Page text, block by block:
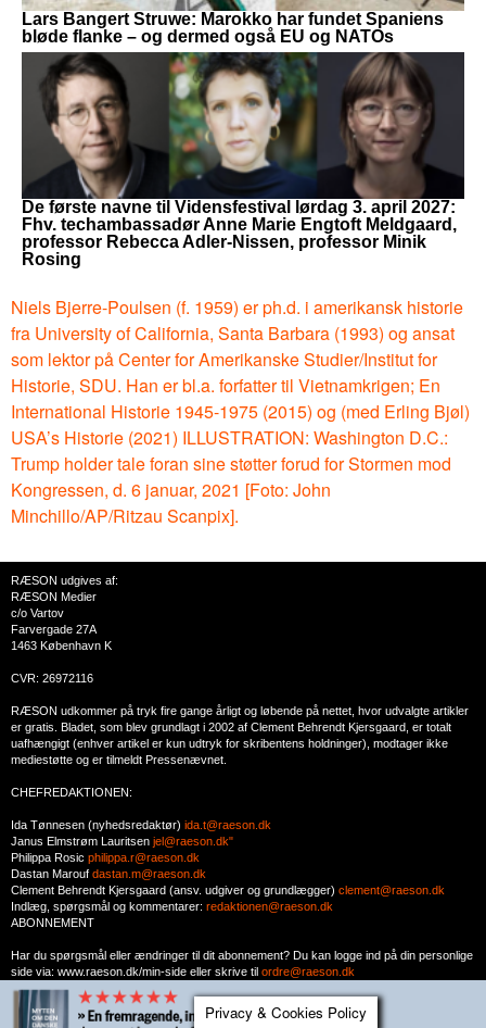
Lars Bangert Struwe: Marokko har fundet Spaniens
bløde flanke – og dermed også EU og NATOs
De første navne til Vidensfestival lørdag 3. april 2027:
Fhv. techambassadør Anne Marie Engtoft Meldgaard,
professor Rebecca Adler-Nissen, professor Minik
Rosing
Niels Bjerre-Poulsen (f. 1959) er ph.d. i amerikansk historie
fra University of California, Santa Barbara (1993) og ansat
som lektor på Center for Amerikanske Studier/Institut for
Historie, SDU. Han er bl.a. forfatter til Vietnamkrigen; En
International Historie 1945-1975 (2015) og (med Erling Bjøl)
USA’s Historie (2021) ILLUSTRATION: Washington D.C.:
Trump holder tale foran sine støtter forud for Stormen mod
Kongressen, d. 6 januar, 2021 [Foto: John
Minchillo/AP/Ritzau Scanpix].
RÆSON udgives af:
RÆSON Medier
c/o Vartov
Farvergade 27A
1463 København K
CVR: 26972116
RÆSON udkommer på tryk fire gange årligt og løbende på nettet, hvor udvalgte artikler
er gratis. Bladet, som blev grundlagt i 2002 af Clement Behrendt Kjersgaard, er totalt
uafhængigt (enhver artikel er kun udtryk for skribentens holdninger), modtager ikke
mediestøtte og er tilmeldt Pressenævnet.
CHEFREDAKTIONEN:
Ida Tønnesen (nyhedsredaktør) ida.t@raeson.dk
Janus Elmstrøm Lauritsen jel@raeson.dk"
Philippa Rosic philippa.r@raeson.dk
Dastan Marouf dastan.m@raeson.dk
Clement Behrendt Kjersgaard (ansv. udgiver og grundlægger) clement@raeson.dk
Indlæg, spørgsmål og kommentarer: redaktionen@raeson.dk
ABONNEMENT
Har du spørgsmål eller ændringer til dit abonnement? Du kan logge ind på din personlige
side via: www.raeson.dk/min-side eller skrive til ordre@raeson.dk
Privacy & Cookies Policy